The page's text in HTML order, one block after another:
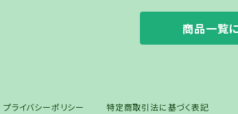
商品一覧
プライバシーポリシー 特定商取引法に基づく表記